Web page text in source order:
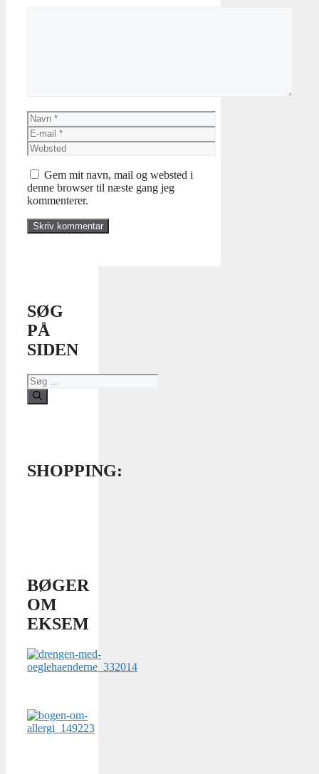
Navn
E-
mail
Websted
Gem mit navn, mail og websted i
denne browser til næste gang jeg
kommenterer.
SØG
PÅ
SIDEN
Søg
efter:
SHOPPING:
BØGER
OM
EKSEM